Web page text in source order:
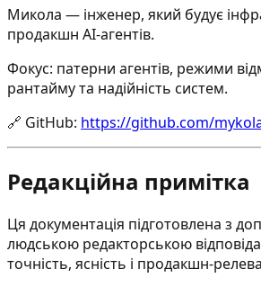
Микола — інженер, який будує
продакшн AI-агентів.
Фокус: патерни агентів, режими
рантайму та надійність систем.
🔗 GitHub: https://github.com/
Редакційна примітка
Ця документація підготовлена з
людською редакторською
точність, ясність і продакшн-